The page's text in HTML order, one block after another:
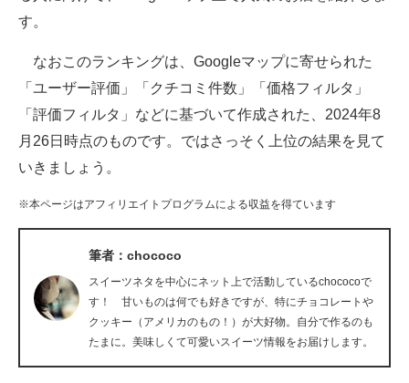
ビジネスと働き方のヒント
企業ITのトレンドを詳説
ITエンジニア向け専門サイト
企業向けIT製品の総合サイト
IT製品の技術・比較・事例
す。
なおこのランキングは、Googleマップに寄せられた
「ユーザー評価」「クチコミ件数」「価格フィルタ」
「評価フィルタ」などに基づいて作成された、2024年8
月26日時点のものです。ではさっそく上位の結果を見て
いきましょう。
※本ページはアフィリエイトプログラムによる収益を得ています
筆者：chococo
スイーツネタを中心にネット上で活動しているchococoで
す！ 甘いものは何でも好きですが、特にチョコレートや
クッキー（アメリカのもの！）が大好物。自分で作るのも
たまに。美味しくて可愛いスイーツ情報をお届けします。